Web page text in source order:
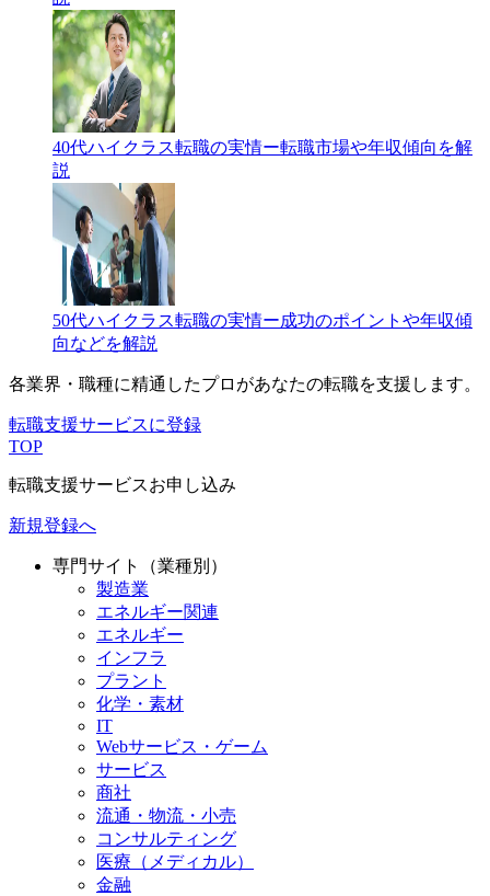
40代ハイクラス転職の実情ー転職市場や年収傾向を解
説
50代ハイクラス転職の実情ー成功のポイントや年収傾
向などを解説
各業界・職種に精通したプロがあなたの転職を支援します。
転職支援サービスに登録
TOP
転職支援サービスお申し込み
新規登録へ
専門サイト（業種別）
製造業
エネルギー関連
エネルギー
インフラ
プラント
化学・素材
IT
Webサービス・ゲーム
サービス
商社
流通・物流・小売
コンサルティング
医療（メディカル）
金融